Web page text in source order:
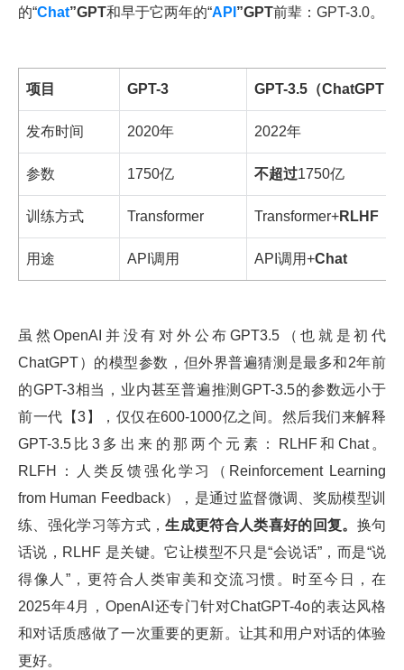
的“Chat”GPT和早于它两年的“API ”GPT前辈：GPT-3.0。
项目 GPT-3 GPT-3.5（ChatGPT）
发布时间 2020年 2022年
参数 1750亿 不超过1750亿
训练方式 Transformer Transformer+RLHF
用途 API调用 API调用+Chat
虽然OpenAI并没有对外公布GPT3.5（也就是初代
ChatGPT）的模型参数，但外界普遍猜测是最多和2年前
的GPT-3相当，业内甚至普遍推测GPT-3.5的参数远小于
前一代【3】，仅仅在600-1000亿之间。然后我们来解释
GPT-3.5比3多出来的那两个元素：RLHF和Chat。
RLFH：人类反馈强化学习（Reinforcement Learning
from Human Feedback），是通过监督微调、奖励模型训
练、强化学习等方式，生成更符合人类喜好的回复。 换句
话说，RLHF 是关键。它让模型不只是“会说话”，而是“说
得像人”，更符合人类审美和交流习惯。时至今日，在
2025年4月，OpenAI还专门针对ChatGPT-4o的表达风格
和对话质感做了一次重要的更新。让其和用户对话的体验
更好。